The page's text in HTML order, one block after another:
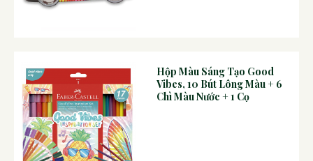
Hộp Màu Sáng Tạo Good
Vibes, 10 Bút Lông Màu + 6
Chì Màu Nước + 1 Cọ